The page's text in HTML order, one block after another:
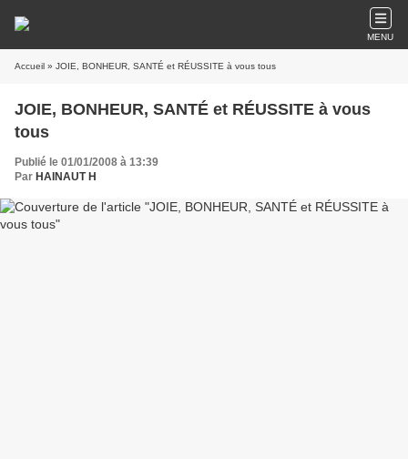
MENU
Accueil » JOIE, BONHEUR, SANTÉ et RÉUSSITE à vous tous
JOIE, BONHEUR, SANTÉ et RÉUSSITE à vous
tous
Publié le 01/01/2008 à 13:39
Par HAINAUT H